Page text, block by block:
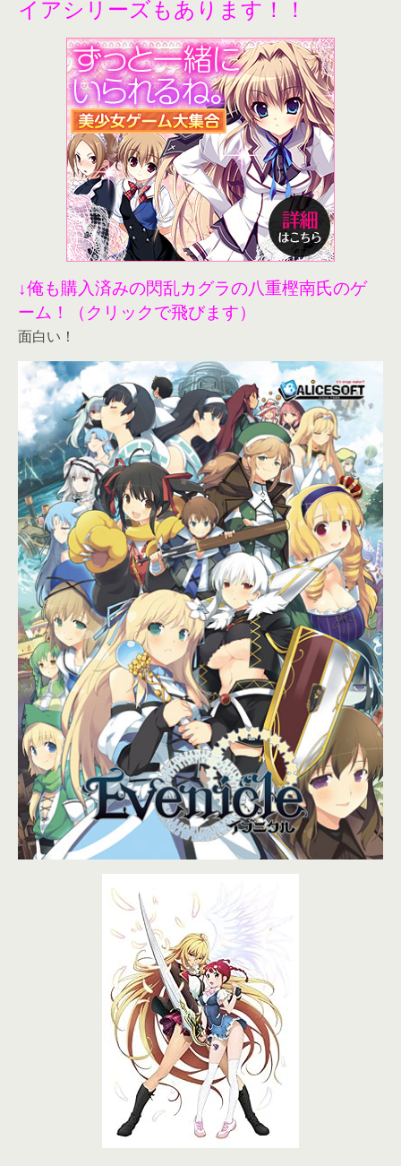
イアシリーズもあります！！
↓俺も購入済みの閃乱カグラの八重樫南氏のゲ
ーム！（クリックで飛びます）
面白い！